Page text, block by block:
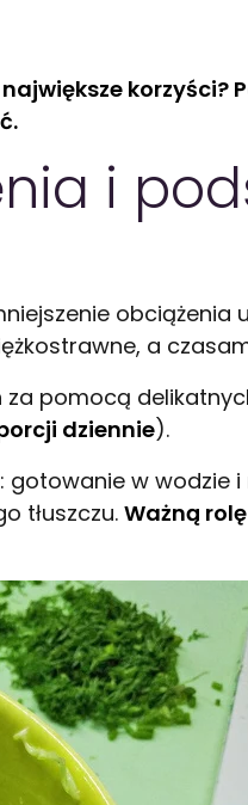
korzyści?
i
obciążenia
a
pomocą
dziennie).
gotowanie w wodzie
tłuszczu. Ważną